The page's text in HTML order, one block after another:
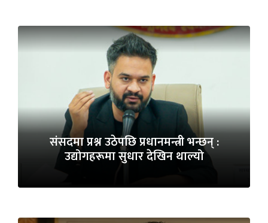
संसदमा प्रश्न उठेपछि प्रधानमन्त्री भन्छन् :
उद्योगहरूमा सुधार देखिन थाल्यो